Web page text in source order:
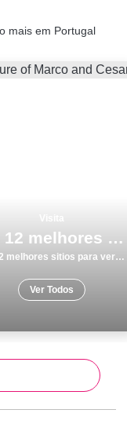
mais em Portugal
Os 12 melhores sitios para ver e visitar em Vila do Conde
Os 12 melhores sitios para ver e visitar em Vila do Conde
Ver Todos